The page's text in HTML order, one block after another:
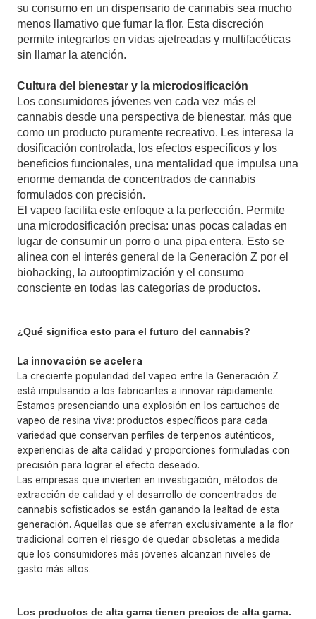
su consumo en un dispensario de cannabis sea mucho
menos llamativo que fumar la flor. Esta discreción
permite integrarlos en vidas ajetreadas y multifacéticas
sin llamar la atención.
Cultura del bienestar y la microdosificación
Los consumidores jóvenes ven cada vez más el
cannabis desde una perspectiva de bienestar, más que
como un producto puramente recreativo. Les interesa la
dosificación controlada, los efectos específicos y los
beneficios funcionales, una mentalidad que impulsa una
enorme demanda de concentrados de cannabis
formulados con precisión.
El vapeo facilita este enfoque a la perfección. Permite
una microdosificación precisa: unas pocas caladas en
lugar de consumir un porro o una pipa entera. Esto se
alinea con el interés general de la Generación Z por el
biohacking, la autooptimización y el consumo
consciente en todas las categorías de productos.
¿Qué significa esto para el futuro del cannabis?
La innovación se acelera
La creciente popularidad del vapeo entre la Generación Z
está impulsando a los fabricantes a innovar rápidamente.
Estamos presenciando una explosión en los cartuchos de
vapeo de resina viva: productos específicos para cada
variedad que conservan perfiles de terpenos auténticos,
experiencias de alta calidad y proporciones formuladas con
precisión para lograr el efecto deseado.
Las empresas que invierten en investigación, métodos de
extracción de calidad y el desarrollo de concentrados de
cannabis sofisticados se están ganando la lealtad de esta
generación. Aquellas que se aferran exclusivamente a la flor
tradicional corren el riesgo de quedar obsoletas a medida
que los consumidores más jóvenes alcanzan niveles de
gasto más altos.
Los productos de alta gama tienen precios de alta gama.